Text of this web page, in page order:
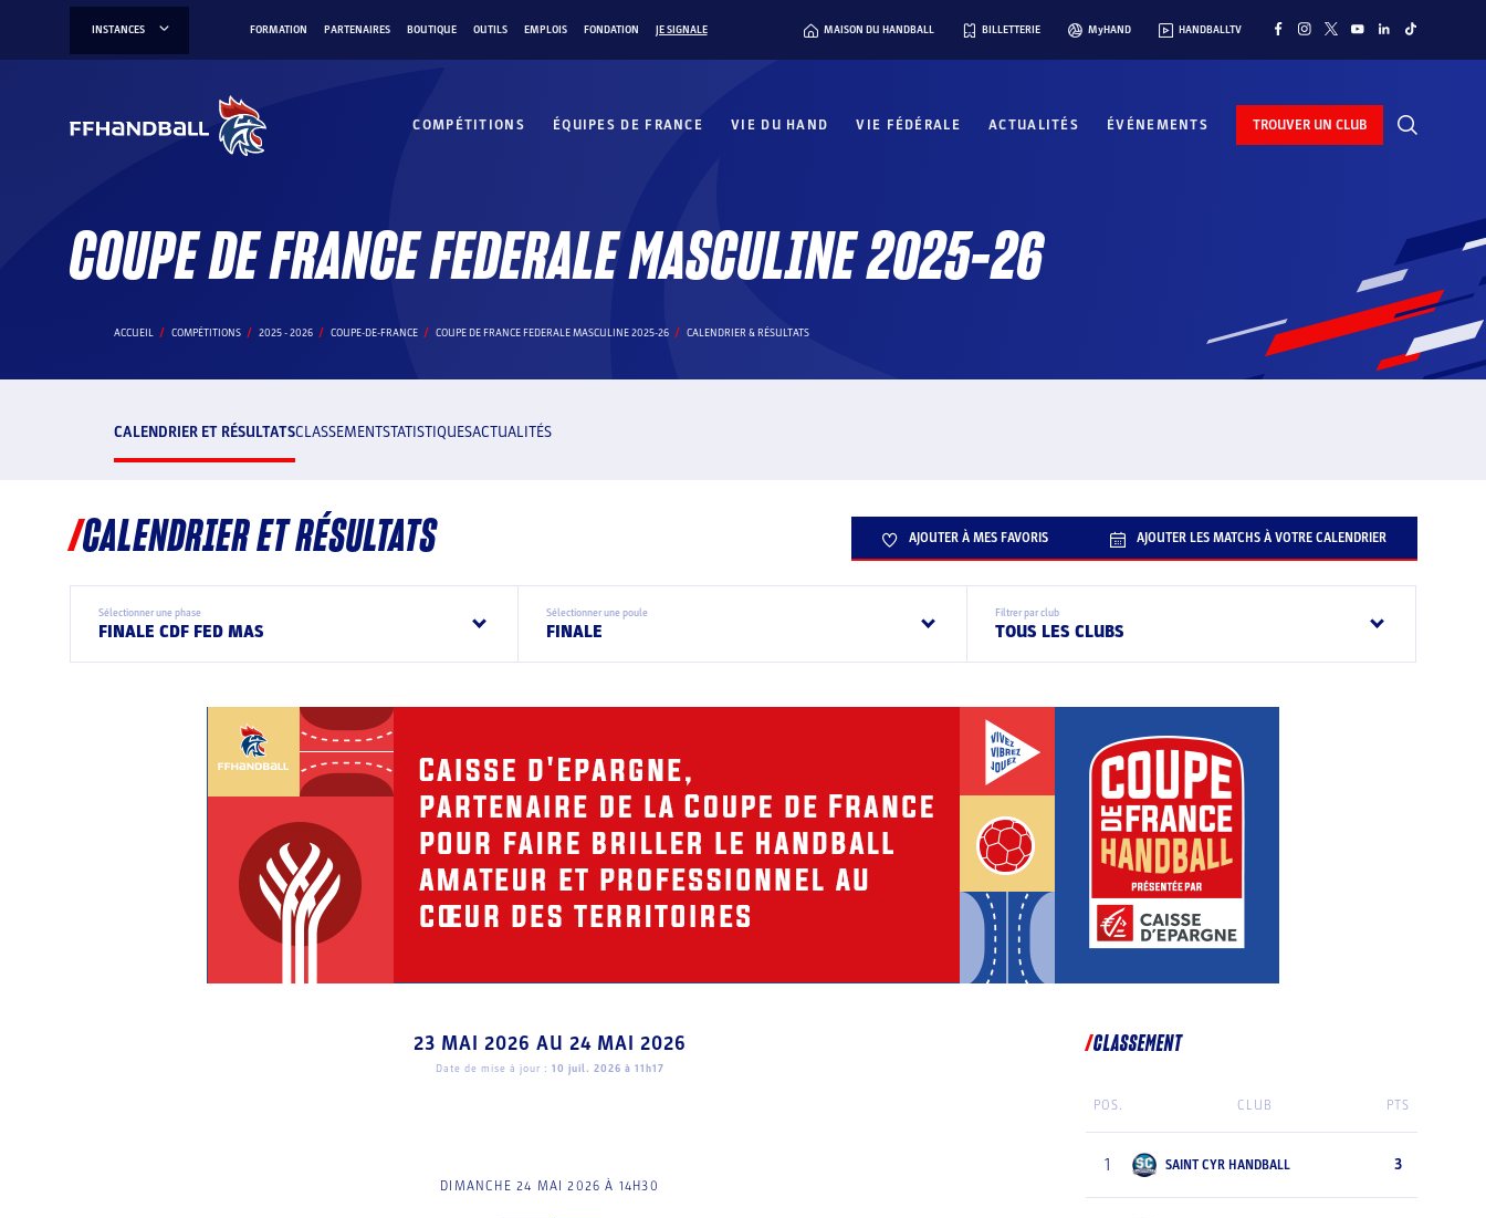
INSTANCES FORMATION PARTENAIRES BOUTIQUE OUTILS EMPLOIS FONDATION JE SIGNALE MAISON DU HANDBALL BILLETTERIE MyHAND HANDBALLTV
COMPÉTITIONS ÉQUIPES DE FRANCE VIE DU HAND VIE FÉDÉRALE ACTUALITÉS ÉVÉNEMENTS TROUVER UN CLUB
COUPE DE FRANCE FEDERALE MASCULINE 2025-26
ACCUEIL COMPÉTITIONS 2025 - 2026 COUPE-DE-FRANCE COUPE DE FRANCE FEDERALE MASCULINE 2025-26 CALENDRIER & RÉSULTATS
CALENDRIER ET RÉSULTATSCLASSEMENTSTATISTIQUESACTUALITÉS
CALENDRIER ET RÉSULTATS AJOUTER À MES FAVORIS AJOUTER LES MATCHS À VOTRE CALENDRIER
Sélectionner une phase
FINALE CDF FED MAS
Sélectionner une poule
FINALE
Filtrer par club
TOUS LES CLUBS
23 MAI 2026 AU 24 MAI 2026
Date de mise à jour : 10 juil. 2026 à 11h17
DIMANCHE 24 MAI 2026 À 14H30
CLASSEMENT
POS. CLUB PTS
1 SAINT CYR HANDBALL 3